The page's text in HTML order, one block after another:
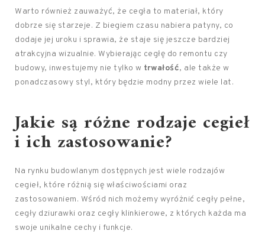
Warto również zauważyć, że cegła to materiał, który
dobrze się starzeje. Z biegiem czasu nabiera patyny, co
dodaje jej uroku i sprawia, że staje się jeszcze bardziej
atrakcyjna wizualnie. Wybierając cegłę do remontu czy
budowy, inwestujemy nie tylko w trwałość, ale także w
ponadczasowy styl, który będzie modny przez wiele lat.
Jakie są różne rodzaje cegieł
i ich zastosowanie?
Na rynku budowlanym dostępnych jest wiele rodzajów
cegieł, które różnią się właściwościami oraz
zastosowaniem. Wśród nich możemy wyróżnić cegły pełne,
cegły dziurawki oraz cegły klinkierowe, z których każda ma
swoje unikalne cechy i funkcje.